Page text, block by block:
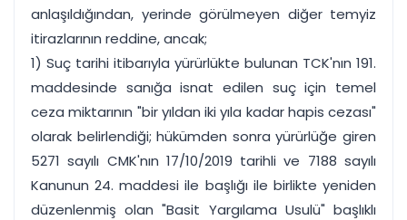
anlaşıldığından, yerinde görülmeyen diğer temyiz
itirazlarının reddine, ancak;
1) Suç tarihi itibarıyla yürürlükte bulunan TCK'nın 191.
maddesinde sanığa isnat edilen suç için temel
ceza miktarının "bir yıldan iki yıla kadar hapis cezası"
olarak belirlendiği; hükümden sonra yürürlüğe giren
5271 sayılı CMK'nın 17/10/2019 tarihli ve 7188 sayılı
Kanunun 24. maddesi ile başlığı ile birlikte yeniden
düzenlenmiş olan "Basit Yargılama Usulü" başlıklı